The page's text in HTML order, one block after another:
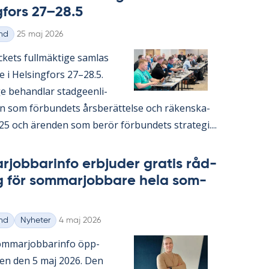
27–28.5
Skriven
25 maj 2026
full­mäk­ti­ge sam­las
i Helsing­fors 27–28.5.
be­hand­lar stad­ge­en­li­
som för­bun­dets års­be­rät­tel­se och rä­ken­ska­
och ären­den som be­rör för­bun­dets stra­te­gi....
er­bju­der gra­tis råd­
för som­mar­job­ba­re hela som­
Nyheter Skriven
4 maj 2026
öpp­
den 5 maj 2026. Den